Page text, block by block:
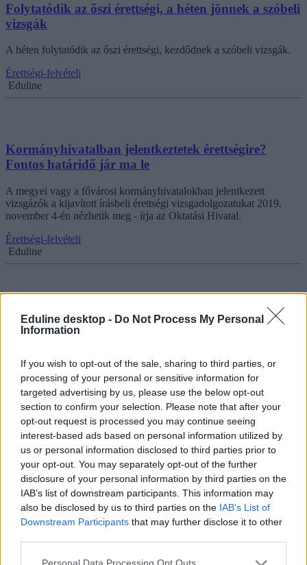
Eduline desktop - Do Not Process My Personal
Information
If you wish to opt-out of the sale, sharing to third parties, or
processing of your personal or sensitive information for
targeted advertising by us, please use the below opt-out
section to confirm your selection. Please note that after your
opt-out request is processed you may continue seeing
interest-based ads based on personal information utilized by
us or personal information disclosed to third parties prior to
your opt-out. You may separately opt-out of the further
disclosure of your personal information by third parties on the
IAB’s list of downstream participants. This information may
also be disclosed by us to third parties on the IAB’s List of
Downstream Participants that may further disclose it to other
Folytatódik az őszi érettségi, a héten jönnek a szóbeli
vizsgák
A héten folytatódik az őszi érettségi, kezdődnek a szóbeli vizsgák.
Érettségi-felvételi
Eduline
Kormányhivatalban jelentkeztetek érettségire?
Fontos határidő jár ma le
A megyei vagy a fővárosi kormányhivatalokban jelentkezett
vizsgázók a kijavított írásbeli érettségi vizsgadolgozatukat 2019.
november 4-én nézhetik meg - írja az Oktatási Hivatal.
Érettségi-felvételi
Eduline
Mi lesz novemberben? Itt vannak a legfontosabb
dátumok és határidők
érettségizőknek, felvételizőknek, egyetemistáknak? Itt a teljes lista.
Érettségi-felvételi
Eduline
Ilyenek lesznek a szóbeli vizsgák az őszi érettségin:
feladatok, pontszámítás
Alig egy hét múlva kezdődnek a szóbeli vizsgák az őszi érettségi
időszakban. Itt vannak a legfontosabb tudnivalók.
Érettségi-felvételi